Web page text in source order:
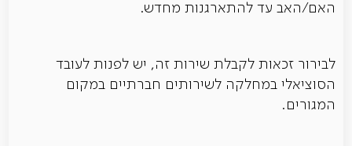
האם/האב עד להתארגנות מחדש.
לבירור זכאות לקבלת שירות זה, יש לפנות לעובד
הסוציאלי במחלקה לשירותים חברתיים במקום
המגורים.